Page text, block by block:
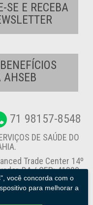
você concorda com o
para melhorar a
SE E RECEBA
AHSEB
71 98157-8548
DE SAÚDE DO
Trade Center 14º
BA / CEP: 41820-